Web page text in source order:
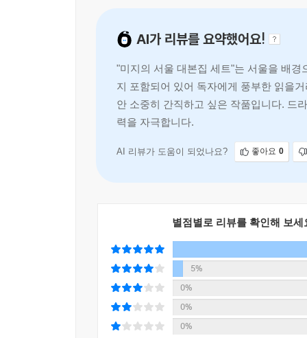
AI가 리뷰를 요약했어요!
"미지의 서울 대본집 세트"는 서울을 배
지 포함되어 있어 독자에게 풍부한 읽을
안 소중히 간직하고 싶은 작품입니다. 드
력을 자극합니다.
AI 리뷰가 도움이 되었나요? 좋아요 0
별점별로 리뷰를 확인해 보세
5%
0%
0%
0%